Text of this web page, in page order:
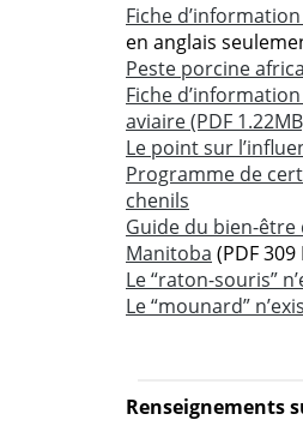
Fiche
en anglais
Peste porcine
Fiche
aviaire (PDF
Le point sur
Programme de
chenils
Guide du bien-
Manitoba (PDF
Le “raton-souris”
Le “mounard”
Renseignements